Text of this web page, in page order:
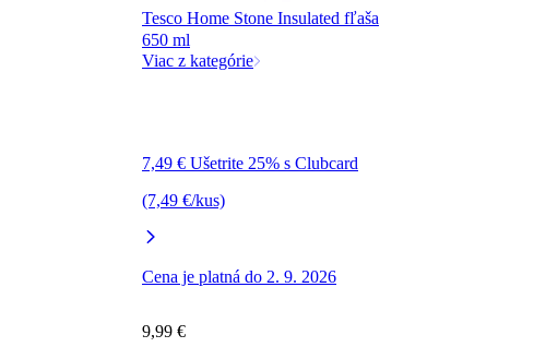
Tesco Home Stone Insulated fľaša
650 ml
Viac z kategórie
7,49 € Ušetrite 25% s Clubcard
(7,49 €/kus)
Cena je platná do 2. 9. 2026
9,99 €